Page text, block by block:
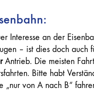
Interesse an der
– ist dies doch auch
Antrieb. Die meisten
Bitte habt
„nur von A nach B“